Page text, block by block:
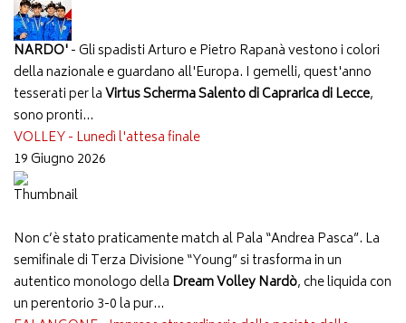
NARDO'- Gli spadisti Arturo e Pietro Rapanà vestono i colori
della nazionale e guardano all'Europa. I gemelli, quest'anno
tesserati per laVirtus Scherma Salento di Caprarica di Lecce,
sono pronti...
VOLLEY - Lunedì l'attesa finale
19 Giugno 2026
Non c’è stato praticamente match al Pala “Andrea Pasca”. La
semifinale di Terza Divisione “Young” si trasforma in un
autentico monologo della Dream Volley Nardò, che liquida con
un perentorio 3-0 la pur...